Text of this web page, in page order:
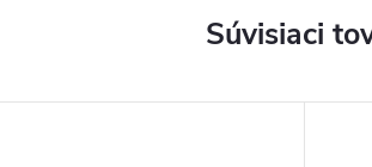
Súvisiaci